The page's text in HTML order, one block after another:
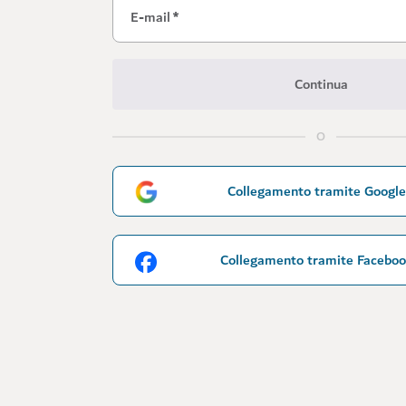
E-mail*
Continua
O
Collegamento tramite Google
Collegamento tramite